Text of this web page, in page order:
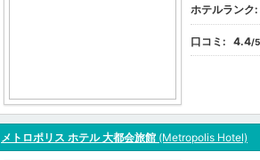
ホテルランク:
口コミ: 4.4/5
メトロポリス ホテル 大都会旅館 (Metropolis Hotel)